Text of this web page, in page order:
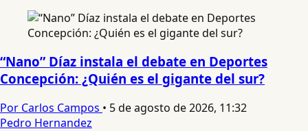
“Nano” Díaz instala el debate en Deportes
Concepción: ¿Quién es el gigante del sur?
Por Carlos Campos • 5 de agosto de 2026, 11:32
Pedro Hernandez